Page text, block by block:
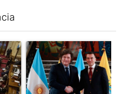
el título "El Senado dio media
Un artículo de tendencia con